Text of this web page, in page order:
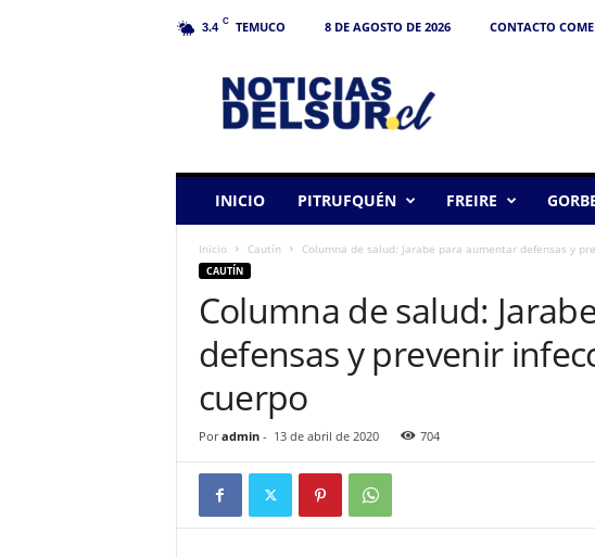
3.4 C TEMUCO 8 DE AGOSTO DE 2026 CONTACTO
INICIO PITRUFQUÉN FREIRE
Inicio Cautín Columna de salud: Jarabe para aumentar defensas y
CAUTÍN
Columna de salud:
defensas y prevenir
cuerpo
Por admin- 13 de abril de 2020 704